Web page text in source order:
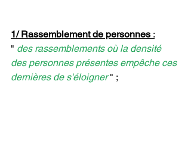
1/ Rassemblement de personnes :
" des rassemblements où la densité
des personnes présentes empêche ces
dernières de s'éloigner " ;